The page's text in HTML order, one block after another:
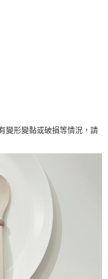
變形變黏或破損等情況，請